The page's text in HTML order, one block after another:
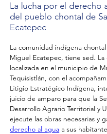
La lucha por el derecho
del pueblo chontal de
Ecatepec
La comunidad indígena
Miguel Ecatepec, tiene sed. La
localizada en el municipio de
Tequisistlán, con el
Litigio Estratégico Indígena,
juicio de amparo para que la
Desarrollo Agrario Territorial y
ejecute las obras necesarias y
derecho al agua a sus